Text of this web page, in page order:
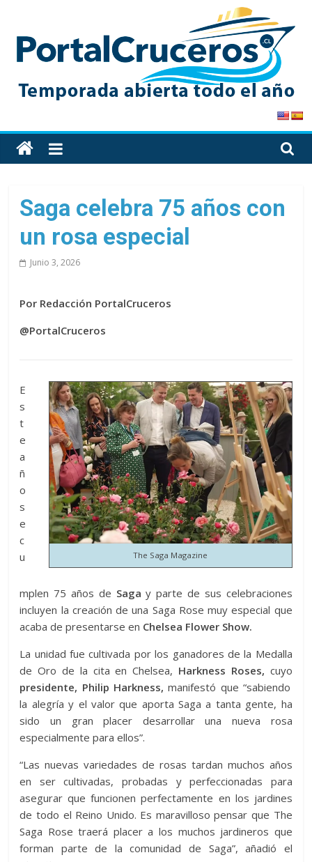
content
PortalCruceros
Toda
la
de
cruceros
en
un
solo
Saga celebra 75 años con
un rosa especial
Junio 3, 2026
Por Redacción PortalCruceros
@PortalCruceros
The Saga Magazine
E
s
t
e
a
ñ
o
s
e
c
u
mplen 75 años de Saga y parte de sus celebraciones
incluyen la creación de una Saga Rose muy especial que
acaba de presentarse en Chelsea Flower Show.
La unidad fue cultivada por los ganadores de la Medalla
de Oro de la cita en Chelsea, Harkness Roses, cuyo
presidente, Philip Harkness, manifestó que “sabiendo
la alegría y el valor que aporta Saga a tanta gente, ha
sido un gran placer desarrollar una nueva rosa
especialmente para ellos”.
“Las nuevas variedades de rosas tardan muchos años
en ser cultivadas, probadas y perfeccionadas para
asegurar que funcionen perfectamente en los jardines
de todo el Reino Unido. Es maravilloso pensar que The
Saga Rose traerá placer a los muchos jardineros que
forman parte de la comunidad de Saga”, añadió el